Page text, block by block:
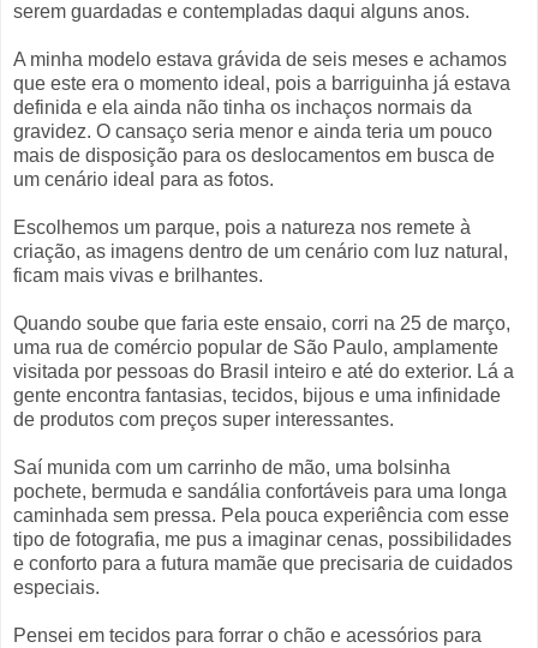
serem guardadas e contempladas daqui alguns anos.
A minha modelo estava grávida de seis meses e achamos
que este era o momento ideal, pois a barriguinha já estava
definida e ela ainda não tinha os inchaços normais da
gravidez. O cansaço seria menor e ainda teria um pouco
mais de disposição para os deslocamentos em busca de
um cenário ideal para as fotos.
Escolhemos um parque, pois a natureza nos remete à
criação, as imagens dentro de um cenário com luz natural,
ficam mais vivas e brilhantes.
Quando soube que faria este ensaio, corri na 25 de março,
uma rua de comércio popular de São Paulo, amplamente
visitada por pessoas do Brasil inteiro e até do exterior. Lá a
gente encontra fantasias, tecidos, bijous e uma infinidade
de produtos com preços super interessantes.
Saí munida com um carrinho de mão, uma bolsinha
pochete, bermuda e sandália confortáveis para uma longa
caminhada sem pressa. Pela pouca experiência com esse
tipo de fotografia, me pus a imaginar cenas, possibilidades
e conforto para a futura mamãe que precisaria de cuidados
especiais.
Pensei em tecidos para forrar o chão e acessórios para